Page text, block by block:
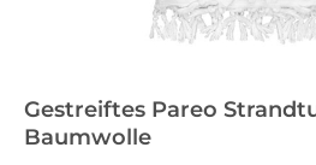
Gestreiftes Pareo
Baumwolle